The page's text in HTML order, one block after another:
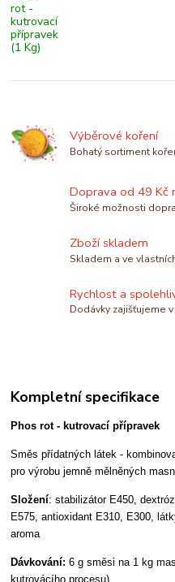
Výběrové koření
Bohatý sortiment
Doprava od 49 Kč
Široké možnosti
Zboží skladem
Skladem a ve
Rychlost a
Dodávky zajišťujeme
Kompletní specifikace
Phos rot - kutrovací přípravek
Směs přídatných látek -
pro výrobu jemně mělněných
Složení: stabilizátor E450,
E575, antioxidant E310, E300,
aroma
Dávkování: 6 g směsi na 1 kg
kutrovácího procesu)